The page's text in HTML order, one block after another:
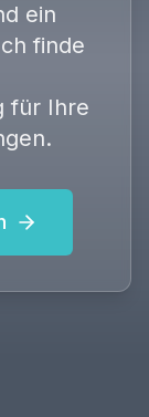
ein
finde
für Ihre